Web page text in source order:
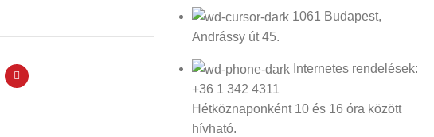
1061 Budapest,
Andrássy út 45.
Internetes rendelések:
+36 1 342 4311
Hétköznaponként 10 és 16 óra között
hívható.